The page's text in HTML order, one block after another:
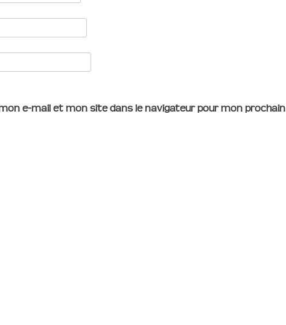
e-mail et mon site dans le navigateur pour mon prochain